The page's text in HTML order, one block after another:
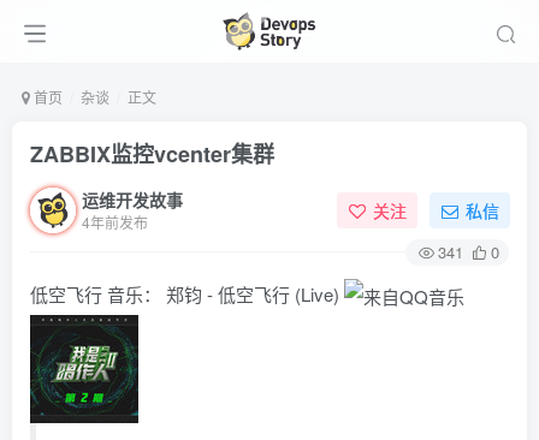
首页 杂谈 正文
ZABBIX监控vcenter集群
运维开发故事
4年前发布 关注 私信
341 0
低空飞行音乐： 郑钧 - 低空飞行 (Live)